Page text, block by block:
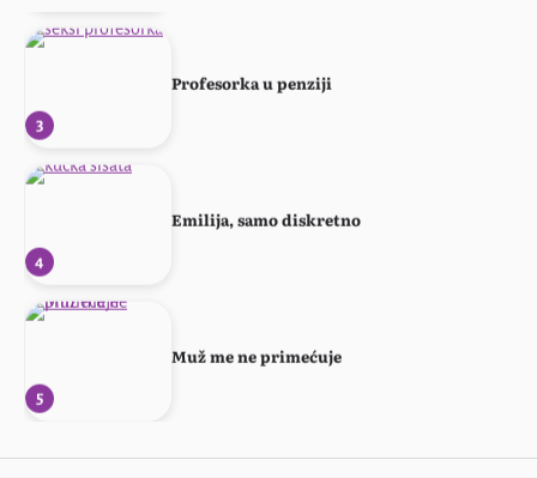
3
Profesorka u penziji
4
Emilija, samo diskretno
5
Muž me ne primećuje